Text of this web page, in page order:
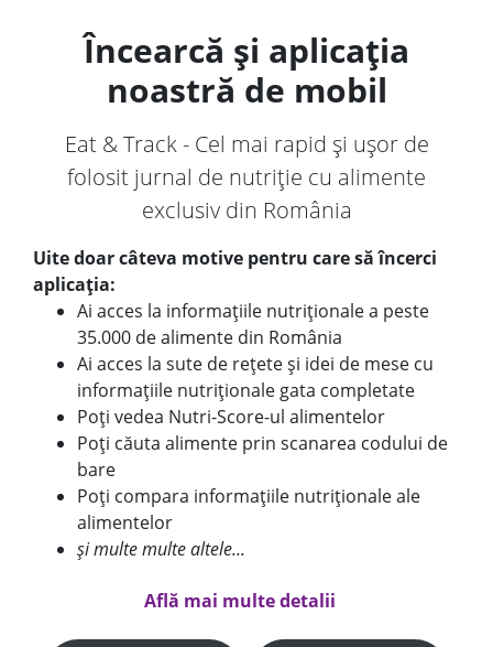
Încearcă și aplicația
noastră de mobil
Eat & Track - Cel mai rapid și ușor de
folosit jurnal de nutriție cu alimente
exclusiv din România
Uite doar câteva motive pentru care să încerci
aplicația:
Ai acces la informațiile nutriționale a peste
35.000 de alimente din România
Ai acces la sute de rețete și idei de mese cu
informațiile nutriționale gata completate
Poți vedea Nutri-Score-ul alimentelor
Poți căuta alimente prin scanarea codului de
bare
Poți compara informațiile nutriționale ale
alimentelor
și multe multe altele...
Află mai multe detalii